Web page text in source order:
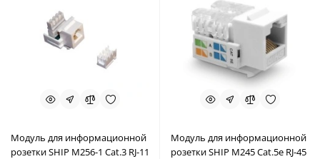
Модуль для информационной
розетки SHIP M256-1 Cat.3 RJ-11
Модуль для информационной
розетки SHIP M245 Cat.5e RJ-45